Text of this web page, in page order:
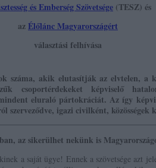
és Emberség Szövetsége (TESZ) és
az Élőlánc Magyarországért
választási felhívása
száma, akik elutasítják az elvtelen, a
csoportérdekeket képviselő
eluraló pártokráciát. Az így
igazi civilként, közösségek
az sikerülhet nekünk is
a saját ügye! Ennek a szövetsége azt